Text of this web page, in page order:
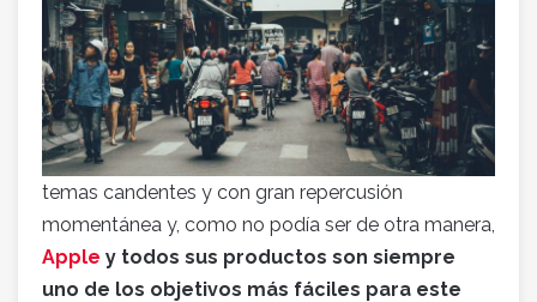
temas candentes y con gran repercusión
momentánea y, como no podía ser de otra manera,
Apple y todos sus productos son siempre
uno de los objetivos más fáciles para este